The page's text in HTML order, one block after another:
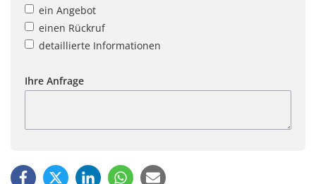
ein Angebot
einen Rückruf
detaillierte Informationen
Ihre Anfrage